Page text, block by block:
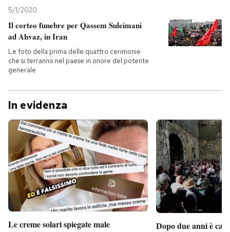
5/1/2020
Il corteo funebre per Qassem Suleimani
ad Ahvaz, in Iran
Le foto della prima delle quattro cerimonie
che si terranno nel paese in onore del potente
generale
In evidenza
Le creme solari spiegate male
Dopo due anni è